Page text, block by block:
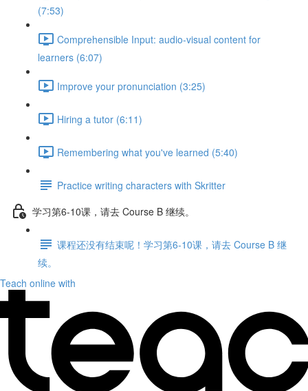
(7:53)
Comprehensible Input: audio-visual content for
learners (6:07)
Improve your pronunciation (3:25)
Hiring a tutor (6:11)
Remembering what you've learned (5:40)
Practice writing characters with Skritter
学习第6-10课，请去 Course B 继续。
课程还没有结束呢！学习第6-10课，请去 Course B 继
续。
Teach online with